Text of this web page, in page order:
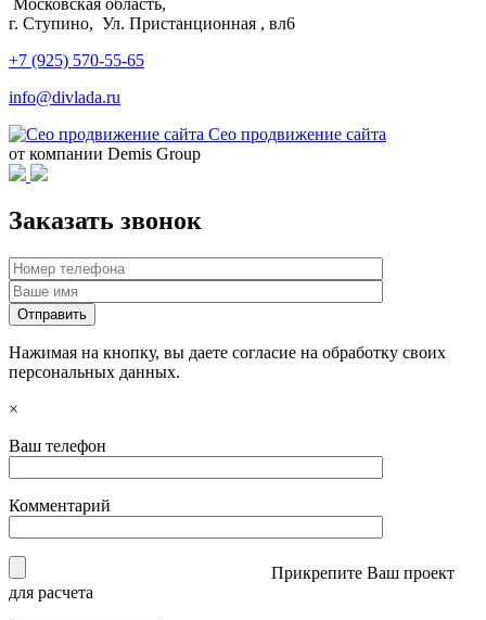
г. Ступино, Ул. Пристанционная , вл6
+7 (925) 570-55-65
info@divlada.ru
Сео продвижение сайта
от компании Demis Group
Заказать звонок
Нажимая на кнопку, вы даете согласие на обработку своих
персональных данных.
×
Ваш телефон
Комментарий
Прикрепите Ваш проект
для расчета